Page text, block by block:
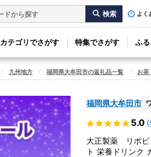
よく
カテゴリでさがす 特集でさがす ふ
九州地方 福岡県大牟田市の返礼品一覧 お茶
福岡県大牟田市
5.0
大正製薬 リポビ
ト 栄養ドリンク